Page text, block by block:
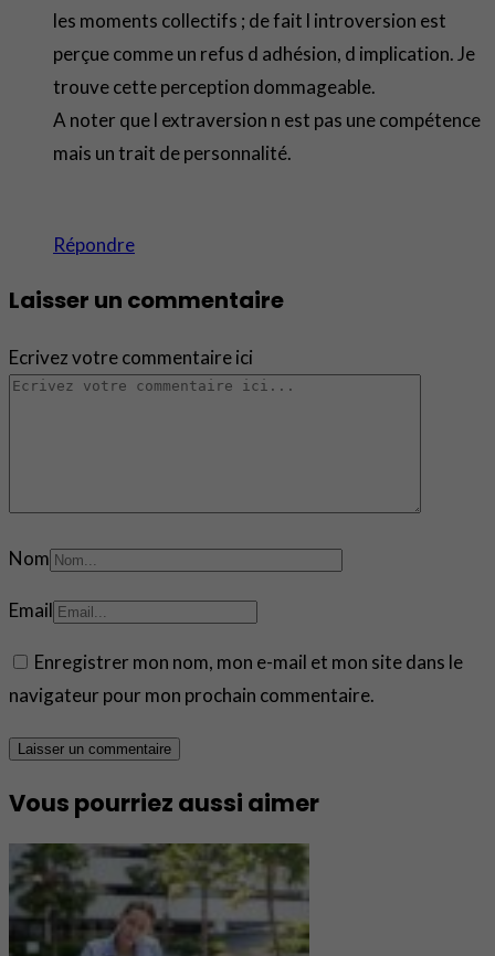
les moments collectifs ; de fait l introversion est
perçue comme un refus d adhésion, d implication. Je
trouve cette perception dommageable.
A noter que l extraversion n est pas une compétence
mais un trait de personnalité.
Répondre
Laisser un commentaire
Ecrivez votre commentaire ici
Nom
Email
Enregistrer mon nom, mon e-mail et mon site dans le
navigateur pour mon prochain commentaire.
Vous pourriez aussi aimer